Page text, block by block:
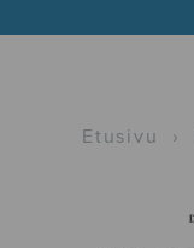
Etusivu ›